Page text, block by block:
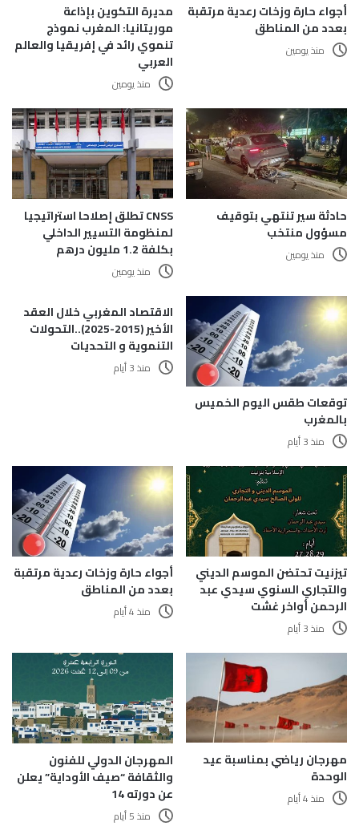
أجواء حارة وزخات رعدية مرتقبة
بعدد من المناطق
منذ يومين
مديرة التكوين بإذاعة
موريتانيا: المغرب نموذج
تنموي رائد في إفريقيا والعالم
العربي
منذ يومين
حادثة سير تنتهي بتوقيف
مسؤول منتخب
منذ يومين
CNSS تطلق إصلاحا استراتيجيا
لمنظومة التسيير الداخلي
بكلفة 1.2 مليون درهم
منذ يومين
توقعات طقس اليوم الخميس
بالمغرب
منذ 3 أيام
الاقتصاد المغربي خلال العقد
الأخير (2015-2025)..التحولات
التنموية و التحديات
منذ 3 أيام
تيزنيت تحتضن الموسم الديني
والتجاري السنوي سيدي عبد
الرحمن أواخر غشت
منذ 3 أيام
أجواء حارة وزخات رعدية مرتقبة
بعدد من المناطق
منذ 4 أيام
مهرجان رياضي بمناسبة عيد
الوحدة
منذ 4 أيام
المهرجان الدولي للفنون
والثقافة “صيف الأوداية” يعلن
عن دورته 14
منذ 5 أيام